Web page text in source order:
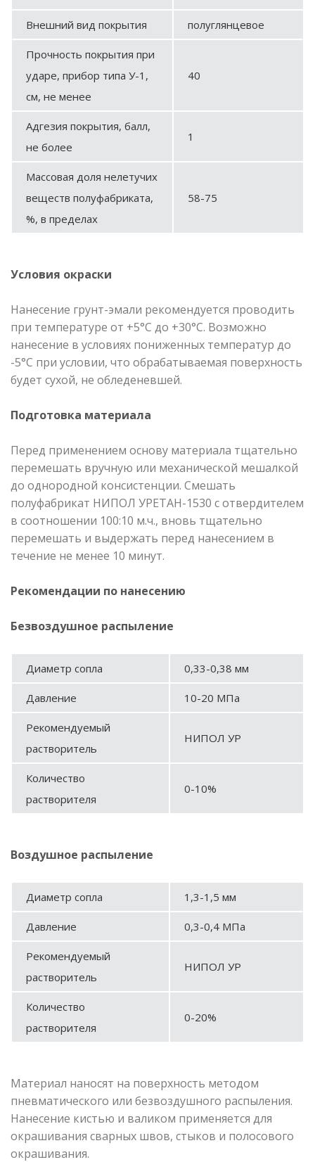
Внешний вид покрытия полуглянцевое
Прочность покрытия при
ударе, прибор типа У-1,
см, не менее
40
Адгезия покрытия, балл,
не более
1
Массовая доля нелетучих
веществ полуфабриката,
%, в пределах
58-75
Условия окраски
Нанесение грунт-эмали рекомендуется проводить
при температуре от +5°С до +30°С. Возможно
нанесение в условиях пониженных температур до
-5°С при условии, что обрабатываемая поверхность
будет сухой, не обледеневшей.
Подготовка материала
Перед применением основу материала тщательно
перемешать вручную или механической мешалкой
до однородной консистенции. Смешать
полуфабрикат НИПОЛ УРЕТАН-1530 с отвердителем
в соотношении 100:10 м.ч., вновь тщательно
перемешать и выдержать перед нанесением в
течение не менее 10 минут.
Рекомендации по нанесению
Безвоздушное распыление
Диаметр сопла 0,33-0,38 мм
Давление 10-20 МПа
Рекомендуемый
растворитель
НИПОЛ УР
Количество
растворителя
0-10%
Воздушное распыление
Диаметр сопла 1,3-1,5 мм
Давление 0,3-0,4 МПа
Рекомендуемый
растворитель
НИПОЛ УР
Количество
растворителя
0-20%
Материал наносят на поверхность методом
пневматического или безвоздушного распыления.
Нанесение кистью и валиком применяется для
окрашивания сварных швов, стыков и полосового
окрашивания.